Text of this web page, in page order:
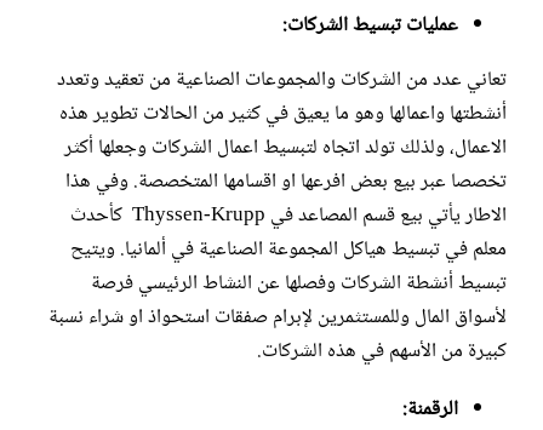
عمليات تبسيط الشركات:
تعاني عدد من الشركات والمجموعات الصناعية من تعقيد وتعدد
أنشطتها واعمالها وهو ما يعيق في كثير من الحالات تطوير هذه
الاعمال، ولذلك تولد اتجاه لتبسيط اعمال الشركات وجعلها أكثر
تخصصا عبر بيع بعض افرعها او اقسامها المتخصصة. وفي هذا
الاطار يأتي بيع قسم المصاعد في Thyssen-Krupp كأحدث
معلم في تبسيط هياكل المجموعة الصناعية في ألمانيا. ويتيح
تبسيط أنشطة الشركات وفصلها عن النشاط الرئيسي فرصة
لأسواق المال وللمستثمرين لإبرام صفقات استحواذ او شراء نسبة
كبيرة من الأسهم في هذه الشركات.
الرقمنة: